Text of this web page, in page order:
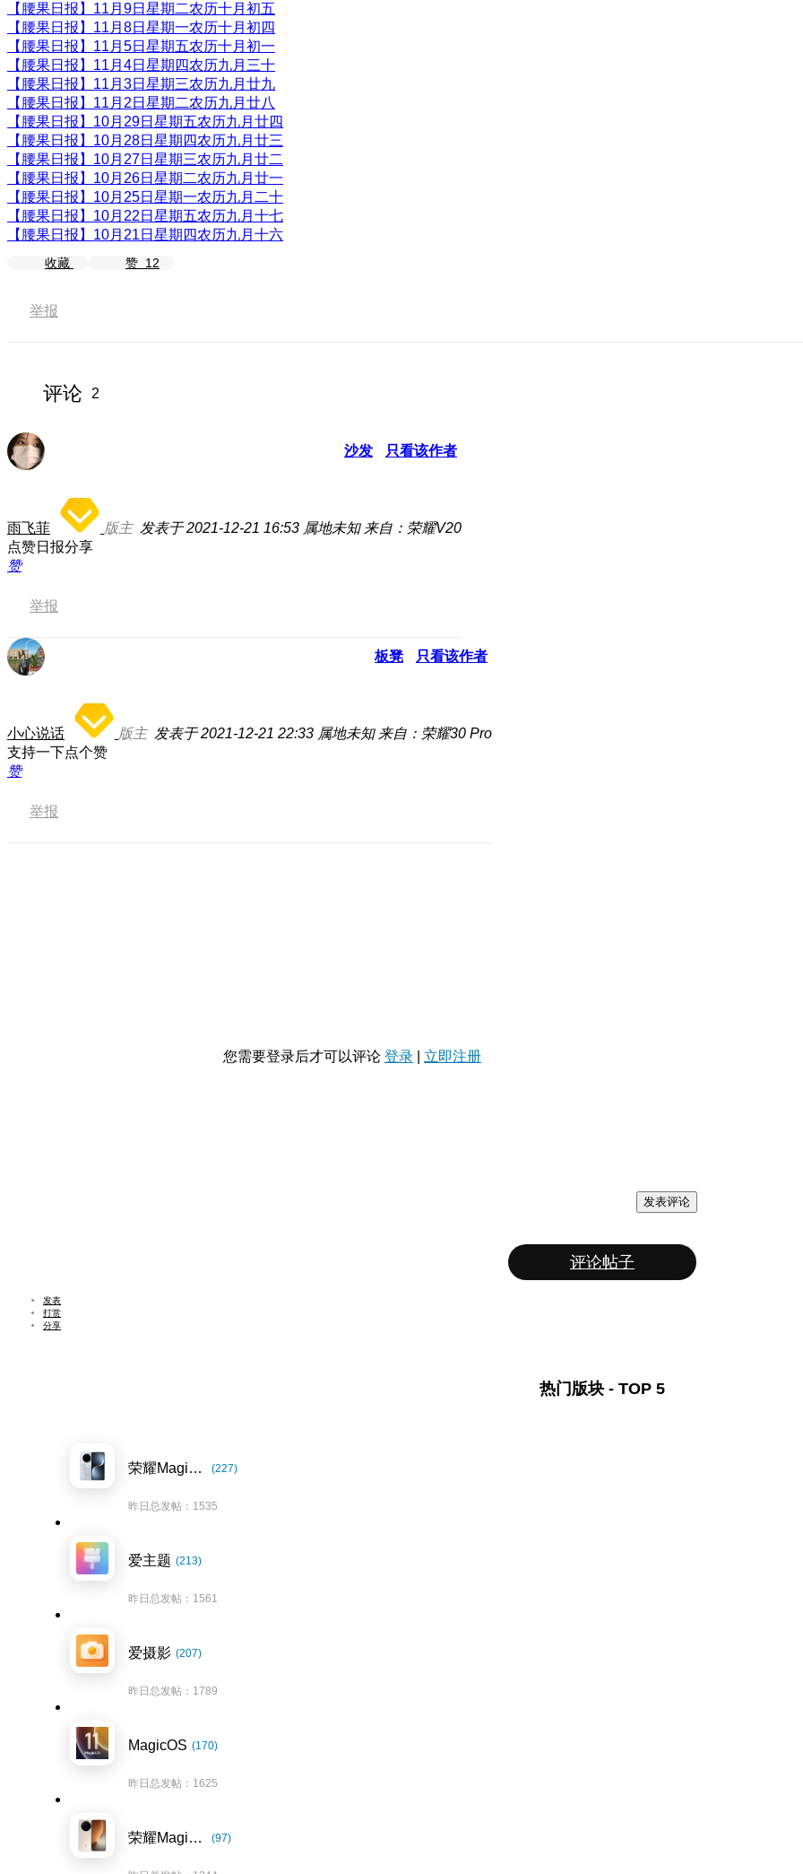
【腰果日报】11月9日星期二农历十月初五
【腰果日报】11月8日星期一农历十月初四
【腰果日报】11月5日星期五农历十月初一
【腰果日报】11月4日星期四农历九月三十
【腰果日报】11月3日星期三农历九月廿九
【腰果日报】11月2日星期二农历九月廿八
【腰果日报】10月29日星期五农历九月廿四
【腰果日报】10月28日星期四农历九月廿三
【腰果日报】10月27日星期三农历九月廿二
【腰果日报】10月26日星期二农历九月廿一
【腰果日报】10月25日星期一农历九月二十
【腰果日报】10月22日星期五农历九月十七
【腰果日报】10月21日星期四农历九月十六
收藏 赞 12
举报
评论 2
沙发 只看该作者
雨飞菲 版主 发表于 2021-12-21 16:53 属地未知 来自：荣耀V20
点赞日报分享
赞
举报
板凳 只看该作者
小心说话 版主 发表于 2021-12-21 22:33 属地未知 来自：荣耀30 Pro
支持一下点个赞
赞
举报
您需要登录后才可以评论 登录 立即注册
发表评论
评论帖子
发表
打赏
分享
热门版块 - TOP 5
荣耀Magic7系列 (227)
昨日总发帖：1535
爱主题 (213)
昨日总发帖：1561
爱摄影 (207)
昨日总发帖：1789
MagicOS (170)
昨日总发帖：1625
荣耀Magic8系列 (97)